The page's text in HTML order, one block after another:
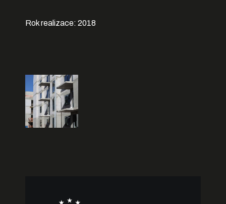
Rok realizace: 2018